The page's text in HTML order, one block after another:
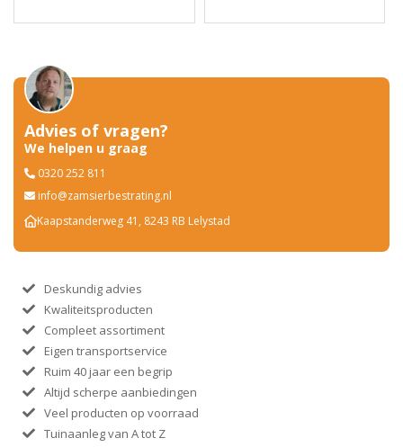
Advies of vragen?
We helpen u graag
0320 252 811
info@zamsierbestrating.nl
Kaapstanderweg 41, 8243 RB Lelystad
Deskundig advies
Kwaliteitsproducten
Compleet assortiment
Eigen transportservice
Ruim 40 jaar een begrip
Altijd scherpe aanbiedingen
Veel producten op voorraad
Tuinaanleg van A tot Z